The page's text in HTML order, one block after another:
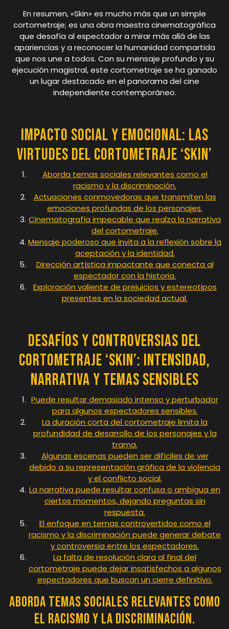
En resumen, «Skin» es mucho más que un simple
cortometraje; es una obra maestra cinematográfica
que desafía al espectador a mirar más allá de las
apariencias y a reconocer la humanidad compartida
que nos une a todos. Con su mensaje profundo y su
ejecución magistral, este cortometraje se ha ganado
un lugar destacado en el panorama del cine
independiente contemporáneo.
Impacto Social y Emocional: Las
Virtudes del Cortometraje ‘Skin’
Aborda temas sociales relevantes como el
racismo y la discriminación.
Actuaciones conmovedoras que transmiten las
emociones profundas de los personajes.
Cinematografía impecable que realza la narrativa
del cortometraje.
Mensaje poderoso que invita a la reflexión sobre la
aceptación y la identidad.
Dirección artística impactante que conecta al
espectador con la historia.
Exploración valiente de prejuicios y estereotipos
presentes en la sociedad actual.
Desafíos y Controversias del
Cortometraje ‘Skin’: Intensidad,
Narrativa y Temas Sensibles
Puede resultar demasiado intenso y perturbador
para algunos espectadores sensibles.
La duración corta del cortometraje limita la
profundidad de desarrollo de los personajes y la
trama.
Algunas escenas pueden ser difíciles de ver
debido a su representación gráfica de la violencia
y el conflicto social.
La narrativa puede resultar confusa o ambigua en
ciertos momentos, dejando preguntas sin
respuesta.
El enfoque en temas controvertidos como el
racismo y la discriminación puede generar debate
y controversia entre los espectadores.
La falta de resolución clara al final del
cortometraje puede dejar insatisfechos a algunos
espectadores que buscan un cierre definitivo.
Aborda temas sociales relevantes como
el racismo y la discriminación.